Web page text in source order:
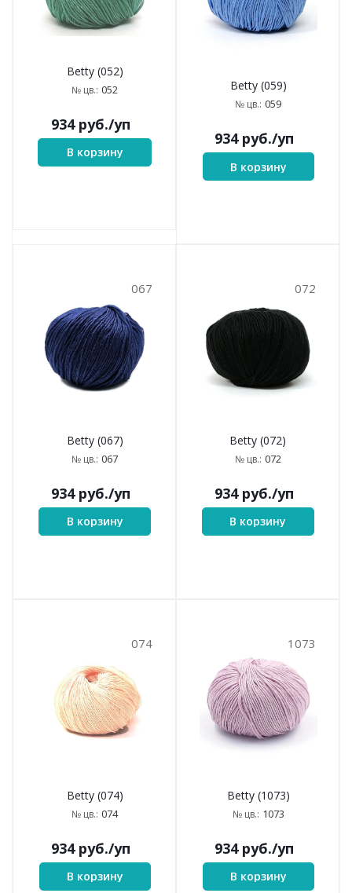
Betty (052)
№ цв.: 052
934руб./уп
В корзину
Betty (059)
№ цв.: 059
934руб./уп
В корзину
067
Betty (067)
№ цв.: 067
934руб./уп
В корзину
072
Betty (072)
№ цв.: 072
934руб./уп
В корзину
074
Betty (074)
№ цв.: 074
934руб./уп
В корзину
1073
Betty (1073)
№ цв.: 1073
934руб./уп
В корзину